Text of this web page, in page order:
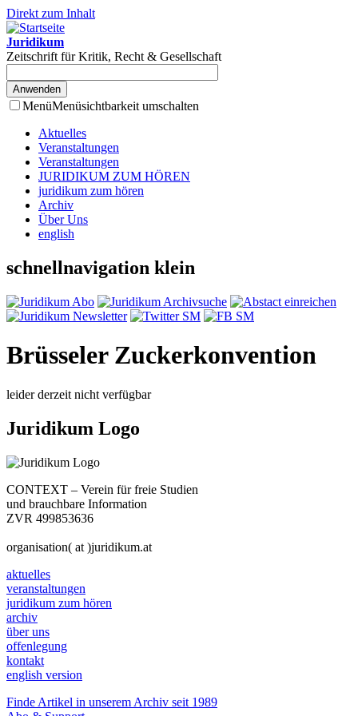
Direkt zum Inhalt
Juridikum
Zeitschrift für Kritik, Recht & Gesellschaft
MenüMenüsichtbarkeit umschalten
Aktuelles
Veranstaltungen
Veranstaltungen
JURIDIKUM ZUM HÖREN
juridikum zum hören
Archiv
Über Uns
english
schnellnavigation klein
Brüsseler Zuckerkonvention
leider derzeit nicht verfügbar
Juridikum Logo
CONTEXT – Verein für freie Studien
und brauchbare Information
ZVR 499853636
organisation( at )juridikum.at
aktuelles
veranstaltungen
juridikum zum hören
archiv
über uns
offenlegung
kontakt
english version
Finde Artikel in unserem Archiv seit 1989